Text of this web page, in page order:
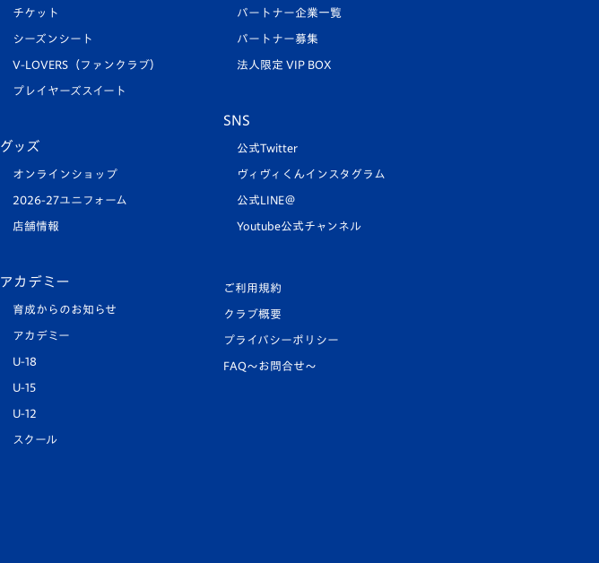
チケット
シーズンシート
V-LOVERS（ファンクラブ）
プレイヤーズスイート
グッズ
オンラインショップ
2026-27ユニフォーム
店舗情報
アカデミー
育成からのお知らせ
アカデミー
U-18
U-15
U-12
スクール
パートナー企業一覧
パートナー募集
法人限定 VIP BOX
SNS
公式Twitter
ヴィヴィくんインスタグラム
公式LINE＠
Youtube公式チャンネル
ご利用規約
クラブ概要
プライバシーポリシー
FAQ〜お問合せ〜